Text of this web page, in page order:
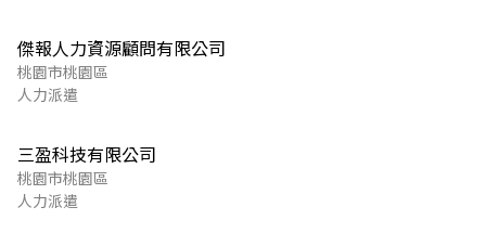
傑報人力資源顧問有限公司
桃園市桃園區
人力派遣
三盈科技有限公司
桃園市桃園區
人力派遣